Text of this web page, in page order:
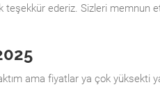
teşekkür ederiz. Sizleri memnun
ama fiyatlar ya çok yüksekti